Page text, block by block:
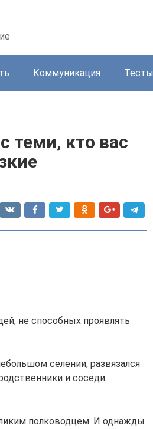
Коммуникация Тесты
теми, кто вас
не способных проявлять
селении, развязался
и соседи
полководцем. И однажды